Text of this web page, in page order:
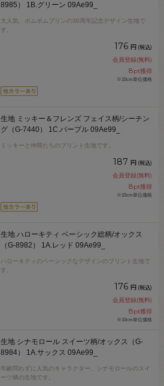
8985） 1B.グリーン 09Ae99_
大人気、ポムポムプリンの30周年記念デザイン生地で
す。
176 円 (税込)
会員登録(無料)
8pt獲得
※10cm単位価格
生地 ミッキー＆フレンズ フェイス柄/シーチン
グ（G-7440） 1C.パープル 09Ae99_
ミッキーと仲間たちのプリント生地です。
187 円 (税込)
会員登録(無料)
8pt獲得
※10cm単位価格
生地 ハローキティ ベーシック総柄/オックス
（G-8982） 1A.レッド 09Ae99_
ハローキティのベーシックなデザインのプリント生地で
す。
176 円 (税込)
会員登録(無料)
8pt獲得
※10cm単位価格
生地 シナモロール スイーツ柄/オックス（G-
8984） 1A.サックス 09Ae99_
年齢問わずに人気のキャラクター、シナモロールのスイ
ーツ柄の生地です。